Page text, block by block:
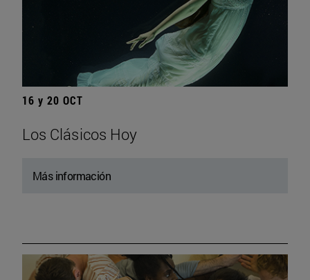
16 y 20 OCT
Los Clásicos Hoy
Más información